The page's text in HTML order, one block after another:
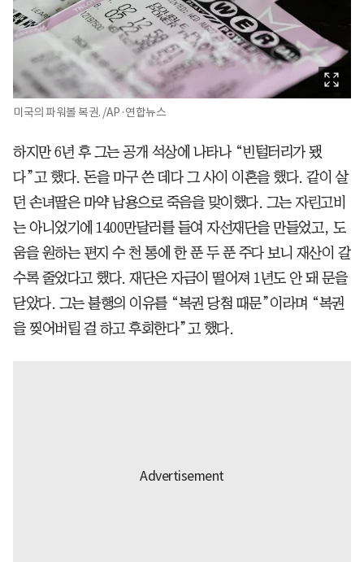
미국의 파워볼 복권. /AP·연합뉴스
하지만 6년 후 그는 공개 석상에 나타나 “빈털터리가 됐
다”고 했다. 돈을 마구 쓴 데다 그 사이 이혼을 했다. 같이 살
던 손녀딸은 마약 남용으로 죽음을 맞이했다. 그는 자린고비
는 아니었기에 1400만달러를 들여 자선재단을 만들었고, 도
움을 원하는 편지 수 천 통에 한 푼 두 푼 주다 보니 재산이 갈
수록 줄었다고 했다. 재단은 자금이 떨어져 1년도 안 돼 문을
닫았다. 그는 불행의 이유를 “복권 당첨 때문”이라며 “복권
을 찢어버릴 걸 하고 후회한다”고 했다.